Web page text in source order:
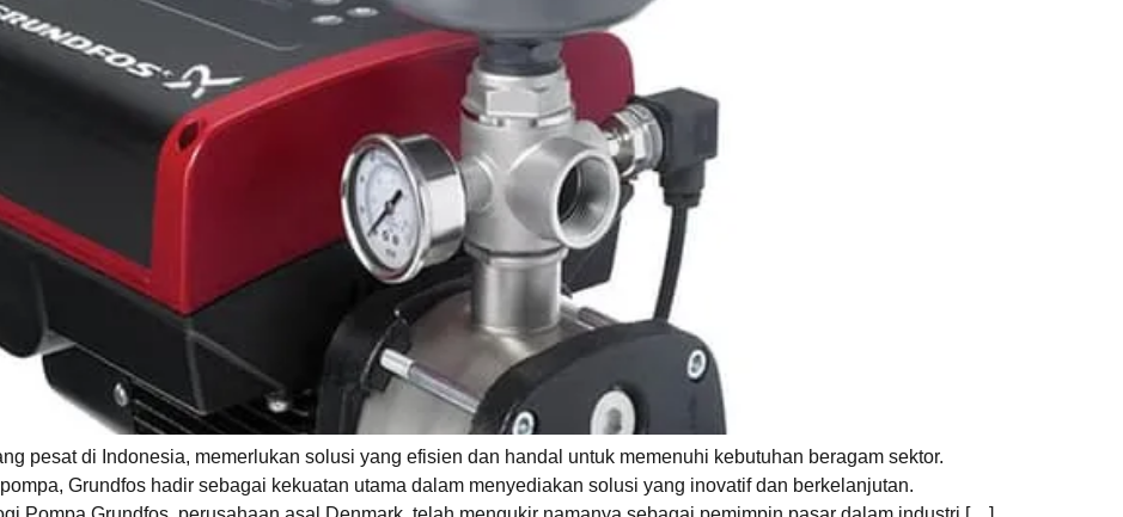
pesat di Indonesia, memerlukan solusi yang efisien dan handal untuk memenuhi kebutuhan beragam sektor.
Grundfos hadir sebagai kekuatan utama dalam menyediakan solusi yang inovatif dan berkelanjutan.